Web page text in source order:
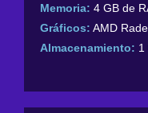
Memoria: 4 GB de
Gráficos: AMD
Almacenamiento: 1